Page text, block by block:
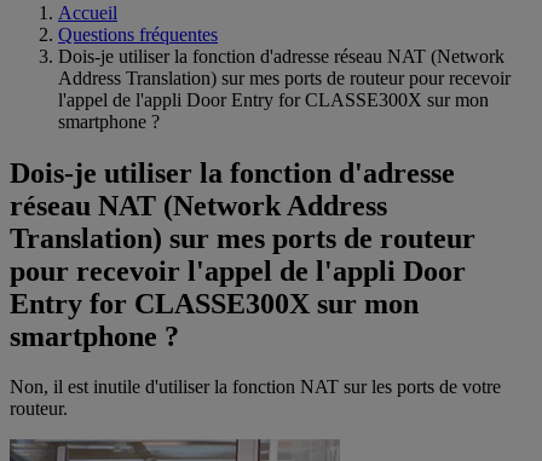
Accueil
Questions fréquentes
Dois-je utiliser la fonction d'adresse réseau NAT (Network
Address Translation) sur mes ports de routeur pour recevoir
l'appel de l'appli Door Entry for CLASSE300X sur mon
smartphone ?
Dois-je utiliser la fonction d'adresse
réseau NAT (Network Address
Translation) sur mes ports de routeur
pour recevoir l'appel de l'appli Door
Entry for CLASSE300X sur mon
smartphone ?
Non, il est inutile d'utiliser la fonction NAT sur les ports de votre
routeur.